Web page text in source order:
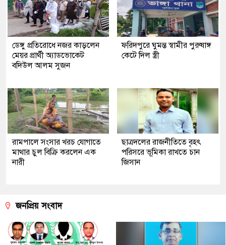
ডেঙ্গু প্রতিরোধে নজর কাড়লেন
মেয়র প্রার্থী অ্যাডভোকেট
বদিউল আলম সুজন
ফরিদপুরে ঘুমন্ত স্বামীর পুরুষাঙ্গ
কেটে দিল স্ত্রী
রামপালে সংসার খরচ যোগাতে
মাথার চুল বিক্রি করলেন এক
নারী
ছাত্রদলের রাজনীতিতে বৃহৎ
পরিসরে ভূমিকা রাখতে চান
জিসান
জনপ্রিয় সংবাদ